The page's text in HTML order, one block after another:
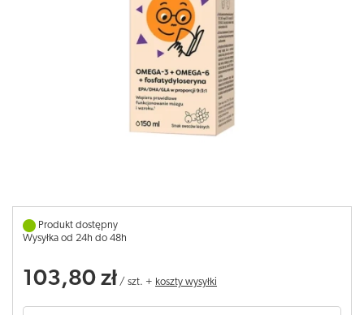
Produkt dostępny
Wysyłka od 24h do 48h
103,80 zł / szt. + koszty wysyłki